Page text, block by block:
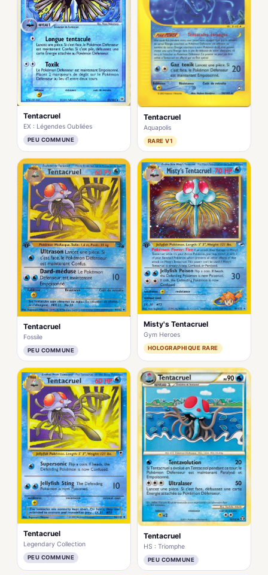
Tentacruel
EX : Légendes Oubliées
PEU COMMUNE
Tentacruel
Aquapolis
RARE V1
Tentacruel
Fossile
PEU COMMUNE
Misty's Tentacruel
Gym Heroes
HOLOGRAPHIQUE RARE
Tentacruel
Legendary Collection
PEU COMMUNE
Tentacruel
HS : Triomphe
PEU COMMUNE